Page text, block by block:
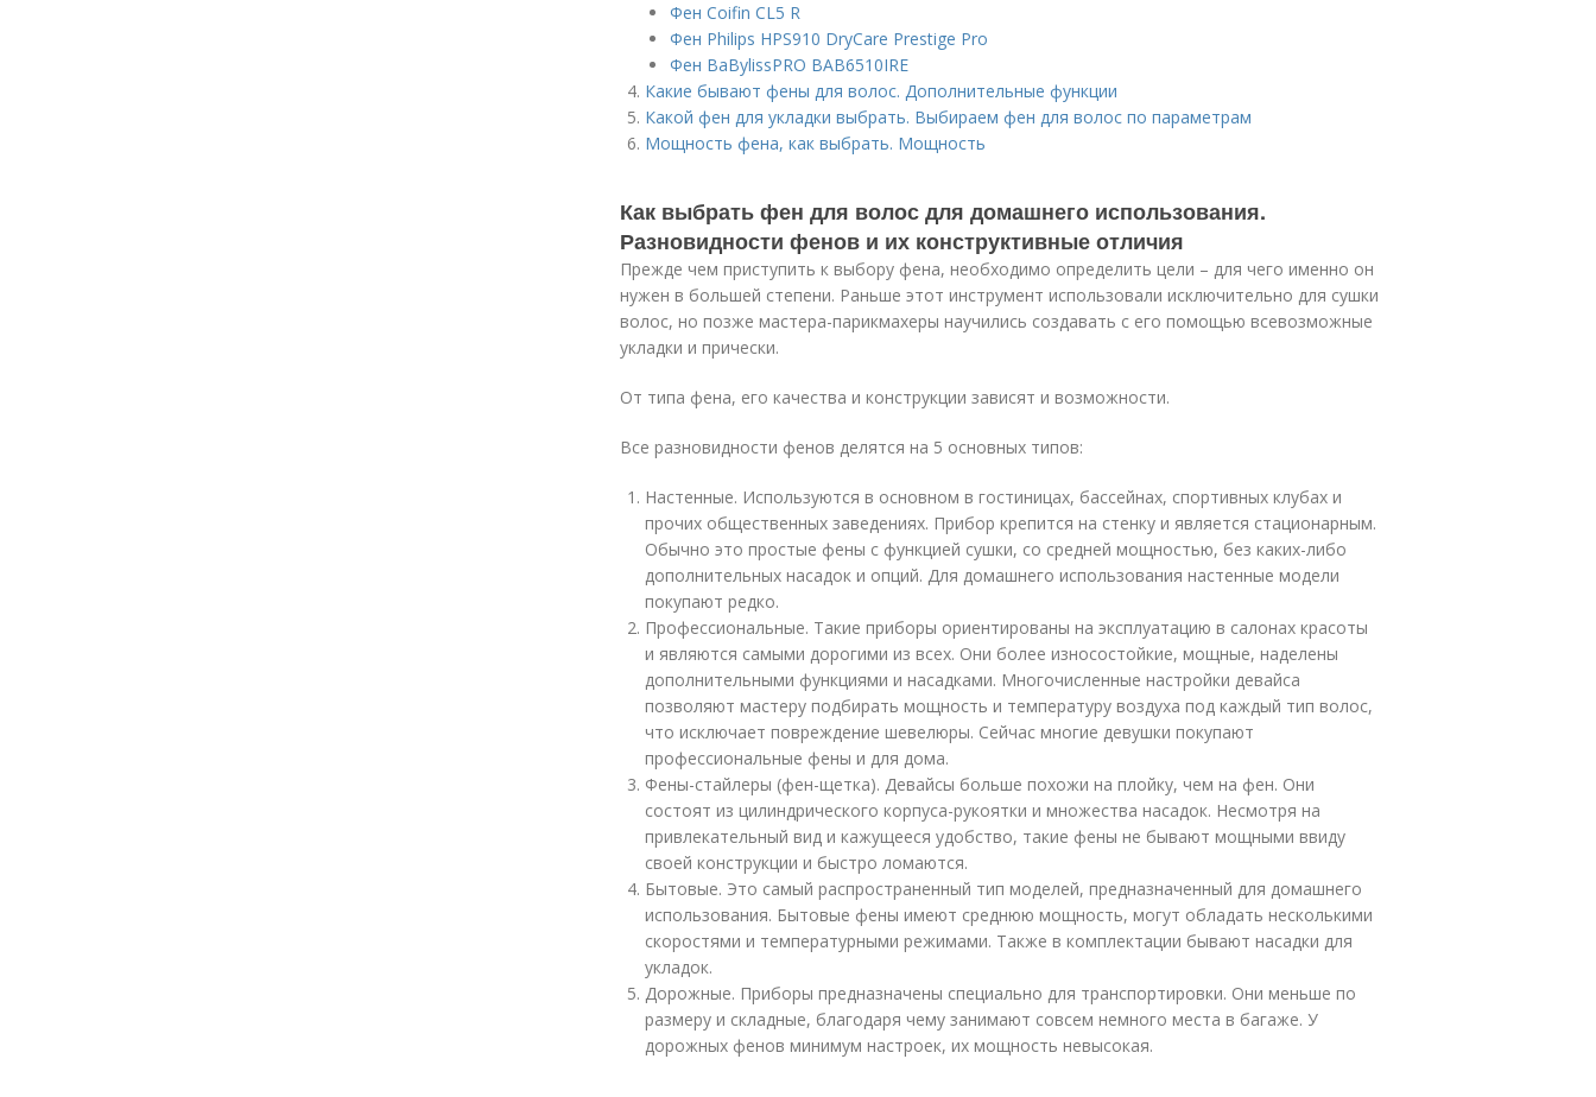
Фен Coifin CL5 R
Фен Philips HPS910 DryCare Prestige Pro
Фен BaBylissPRO BAB6510IRE
Какие бывают фены для волос. Дополнительные функции
Какой фен для укладки выбрать. Выбираем фен для волос по параметрам
Мощность фена, как выбрать. Мощность
Как выбрать фен для волос для домашнего использования.
Разновидности фенов и их конструктивные отличия
Прежде чем приступить к выбору фена, необходимо определить цели – для чего именно он
нужен в большей степени. Раньше этот инструмент использовали исключительно для сушки
волос, но позже мастера-парикмахеры научились создавать с его помощью всевозможные
укладки и прически.
От типа фена, его качества и конструкции зависят и возможности.
Все разновидности фенов делятся на 5 основных типов:
Настенные. Используются в основном в гостиницах, бассейнах, спортивных клубах и
прочих общественных заведениях. Прибор крепится на стенку и является стационарным.
Обычно это простые фены с функцией сушки, со средней мощностью, без каких-либо
дополнительных насадок и опций. Для домашнего использования настенные модели
покупают редко.
Профессиональные. Такие приборы ориентированы на эксплуатацию в салонах красоты
и являются самыми дорогими из всех. Они более износостойкие, мощные, наделены
дополнительными функциями и насадками. Многочисленные настройки девайса
позволяют мастеру подбирать мощность и температуру воздуха под каждый тип волос,
что исключает повреждение шевелюры. Сейчас многие девушки покупают
профессиональные фены и для дома.
Фены-стайлеры (фен-щетка). Девайсы больше похожи на плойку, чем на фен. Они
состоят из цилиндрического корпуса-рукоятки и множества насадок. Несмотря на
привлекательный вид и кажущееся удобство, такие фены не бывают мощными ввиду
своей конструкции и быстро ломаются.
Бытовые. Это самый распространенный тип моделей, предназначенный для домашнего
использования. Бытовые фены имеют среднюю мощность, могут обладать несколькими
скоростями и температурными режимами. Также в комплектации бывают насадки для
укладок.
Дорожные. Приборы предназначены специально для транспортировки. Они меньше по
размеру и складные, благодаря чему занимают совсем немного места в багаже. У
дорожных фенов минимум настроек, их мощность невысокая.